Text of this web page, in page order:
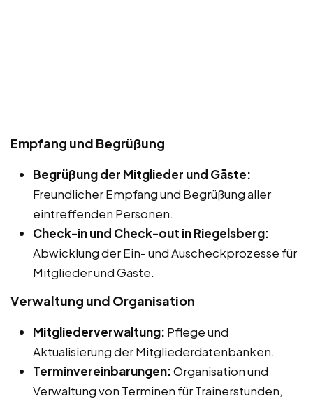
Empfang und Begrüßung
Begrüßung der Mitglieder und Gäste:
Freundlicher Empfang und Begrüßung aller
eintreffenden Personen.
Check-in und Check-out in Riegelsberg:
Abwicklung der Ein- und Auscheckprozesse für
Mitglieder und Gäste.
Verwaltung und Organisation
Mitgliederverwaltung: Pflege und
Aktualisierung der Mitgliederdatenbanken.
Terminvereinbarungen:Organisation und
Verwaltung von Terminen für Trainerstunden,